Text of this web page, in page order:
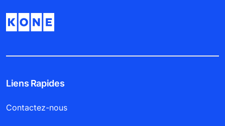
Liens Rapides
Contactez-nous